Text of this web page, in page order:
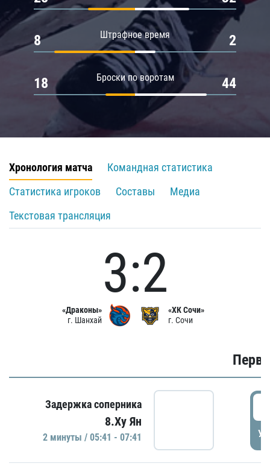
Штрафное время
8 2
Броски по воротам
18 44
Хронология матча
Командная статистика
Статистика игроков
Составы
Медиа
Текстовая трансляция
«Драконы»
г. Шанхай
3:2
«ХК Сочи»
г. Сочи
Задержка соперника
8.Ху Ян
2 минуты / 05:41 - 07:41